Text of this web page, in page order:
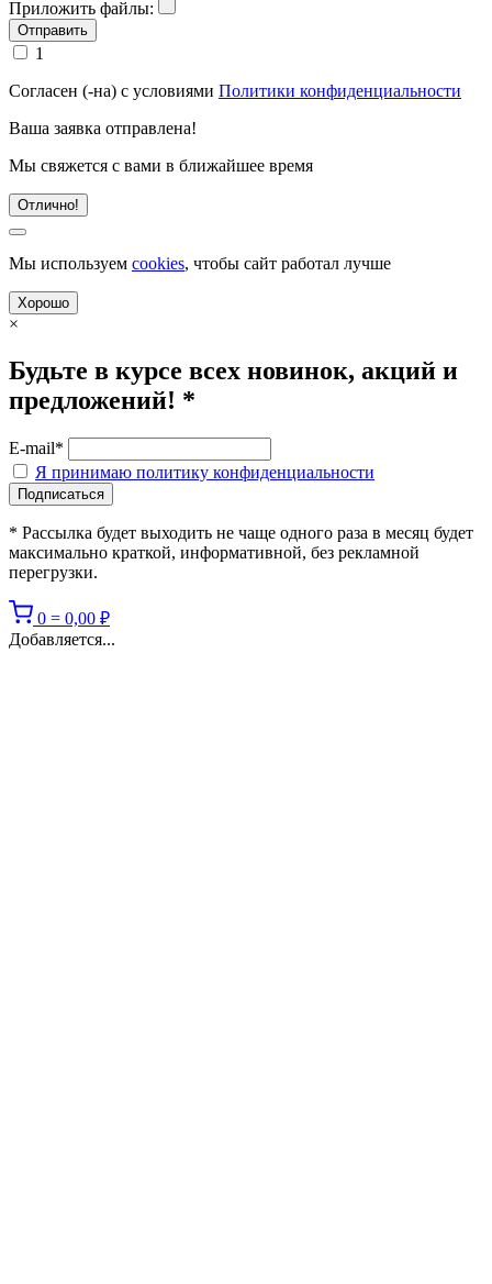
Приложить файлы:
1
Согласен (-на) с условиями Политики конфиденциальности
Ваша заявка отправлена!
Мы свяжется с вами в ближайшее время
Отлично!
Мы используем cookies, чтобы сайт работал лучше
Хорошо
×
Будьте в курсе всех новинок, акций и
предложений! *
E-mail*
Я принимаю политику конфиденциальности
* Рассылка будет выходить не чаще одного раза в месяц будет
максимально краткой, информативной, без рекламной
перегрузки.
0 = 0,00 ₽
Добавляется...